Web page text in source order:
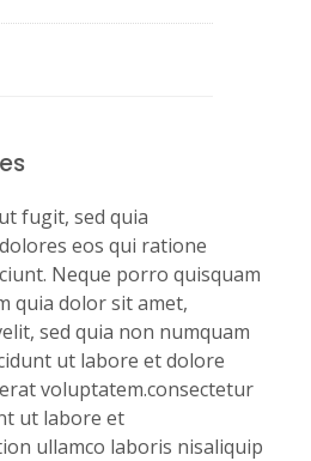
fugit, sed quia
eos qui ratione
Neque porro quisquam
quia dolor sit amet,
sed quia non numquam
ut labore et dolore
voluptatem.consectetur
ut labore et
ullamco laboris nisaliquip